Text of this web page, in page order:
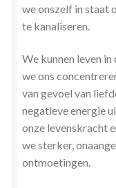
we onszelf in staat
te kanaliseren.
We kunnen leven
we ons
van gevoel van
negatieve energie
onze levenskracht
we sterker,
ontmoetingen.